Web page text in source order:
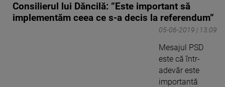
Consilierul lui Dăncilă: ”Este important să
implementăm ceea ce s-a decis la referendum”
05-06-2019 | 13:09
Mesajul PSD
este că într-
adevăr este
importantă